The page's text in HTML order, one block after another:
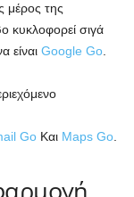
μέρος της
κυκλοφορεί σιγά
είναι Google Go
Go Και Maps Go